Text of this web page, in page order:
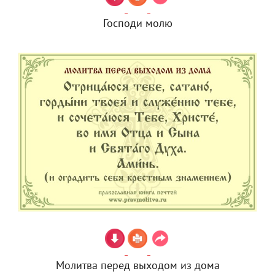
Господи молю
Молитва перед выходом из дома